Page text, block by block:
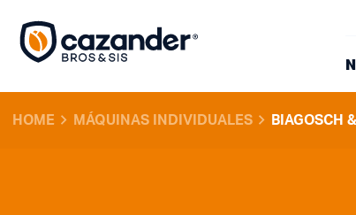
HOME MÁQUINAS INDIVIDUALES BIAGOSCH